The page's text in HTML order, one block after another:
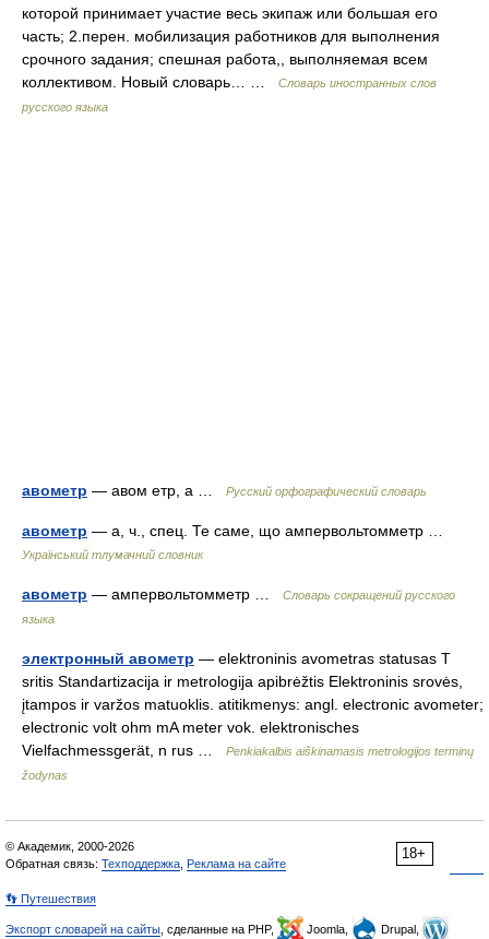
которой принимает участие весь экипаж или большая его
часть; 2.перен. мобилизация работников для выполнения
срочного задания; спешная работа,, выполняемая всем
коллективом. Новый словарь… …
Словарь иностранных слов
русского языка
авометр — авом етр, а … Русский орфографический словарь
авометр — а, ч., спец. Те саме, що ампервольтомметр …
Український тлумачний словник
авометр — ампервольтомметр …
Словарь сокращений русского
языка
электронный авометр — elektroninis avometras statusas T
sritis Standartizacija ir metrologija apibrėžtis Elektroninis srovės,
įtampos ir varžos matuoklis. atitikmenys: angl. electronic avometer;
electronic volt ohm mA meter vok. elektronisches
Vielfachmessgerät, n rus …
Penkiakalbis aiškinamasis metrologijos terminų
žodynas
18+
© Академик, 2000-2026
Обратная связь: Техподдержка Реклама на сайте
👣 Путешествия
Экспорт словарей на сайты , сделанные на PHP, Joomla,
Drupal,